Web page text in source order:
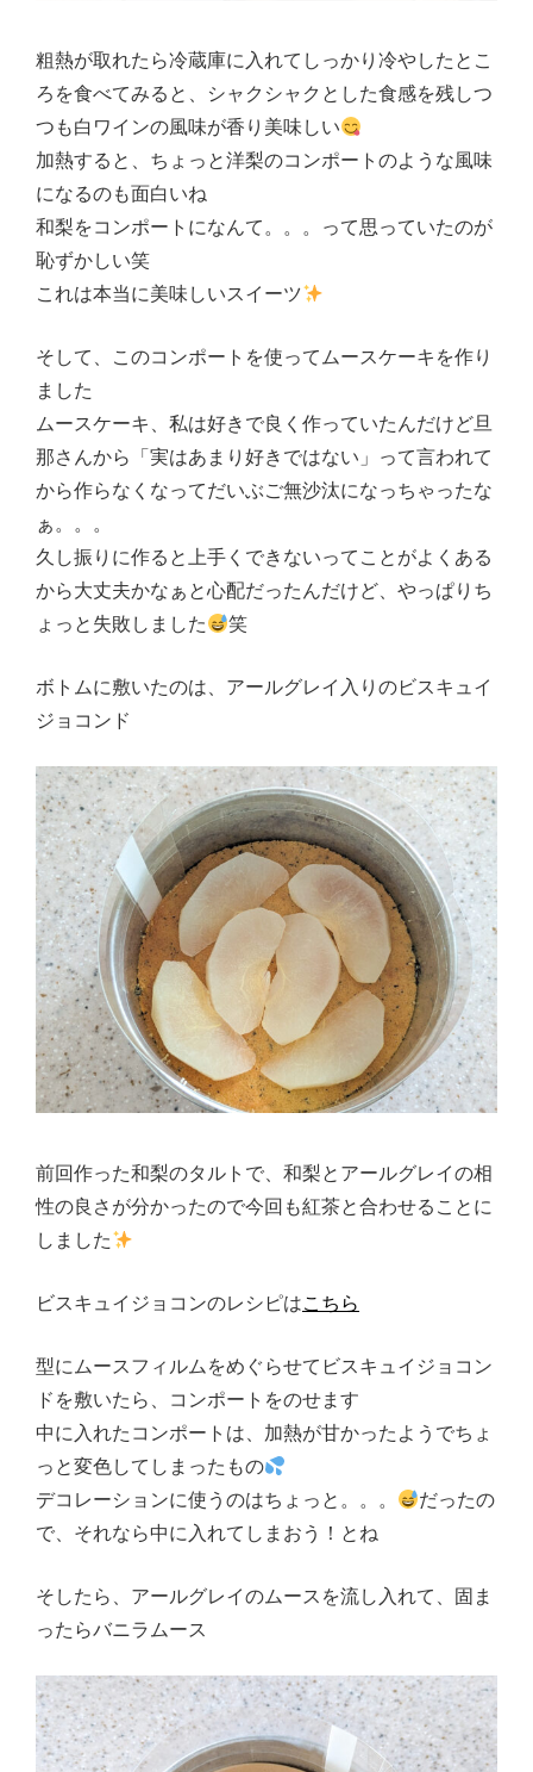
粗熱が取れたら冷蔵庫に入れてしっかり冷やしたとこ
ろを食べてみると、シャクシャクとした食感を残しつ
つも白ワインの風味が香り美味しい
加熱すると、ちょっと洋梨のコンポートのような風味
になるのも面白いね
和梨をコンポートになんて。。。って思っていたのが
恥ずかしい笑
これは本当に美味しいスイーツ
そして、このコンポートを使ってムースケーキを作り
ました
ムースケーキ、私は好きで良く作っていたんだけど旦
那さんから「実はあまり好きではない」って言われて
から作らなくなってだいぶご無沙汰になっちゃったな
ぁ。。。
久し振りに作ると上手くできないってことがよくある
から大丈夫かなぁと心配だったんだけど、やっぱりち
ょっと失敗しました
笑
ボトムに敷いたのは、アールグレイ入りのビスキュイ
ジョコンド
前回作った和梨のタルトで、和梨とアールグレイの相
性の良さが分かったので今回も紅茶と合わせることに
しました
ビスキュイジョコンのレシピはこちら
型にムースフィルムをめぐらせてビスキュイジョコン
ドを敷いたら、コンポートをのせます
中に入れたコンポートは、加熱が甘かったようでちょ
っと変色してしまったもの
デコレーションに使うのはちょっと。。。
だったの
で、それなら中に入れてしまおう！とね
そしたら、アールグレイのムースを流し入れて、固ま
ったらバニラムース